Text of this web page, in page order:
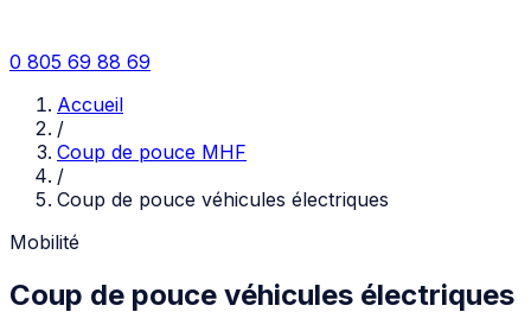
0 805 69 88 69
Accueil
/
Coup de pouce MHF
/
Coup de pouce véhicules électriques
Mobilité
Coup de pouce véhicules électriques